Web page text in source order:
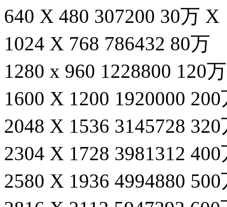
640 X 480 307200 30万 X
1024 X 768 786432 80万
1280 x 960 1228800 120万
1600 X 1200 1920000
2048 X 1536 3145728
2304 X 1728 3981312
2580 X 1936 4994880